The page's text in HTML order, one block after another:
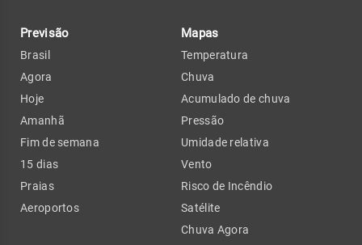
Previsão
Brasil
Agora
Hoje
Amanhã
Fim de semana
15 dias
Praias
Aeroportos
Mapas
Temperatura
Chuva
Acumulado de chuva
Pressão
Umidade relativa
Vento
Risco de Incêndio
Satélite
Chuva Agora